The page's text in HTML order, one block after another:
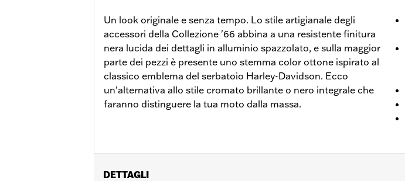
Un look originale e senza tempo. Lo stile artigianale degli
accessori della Collezione '66 abbina a una resistente finitura
nera lucida dei dettagli in alluminio spazzolato, e sulla maggior
parte dei pezzi è presente uno stemma color ottone ispirato al
classico emblema del serbatoio Harley-Davidson. Ecco
un'alternativa allo stile cromato brillante o nero integrale che
faranno distinguere la tua moto dalla massa.
DETTAGLI